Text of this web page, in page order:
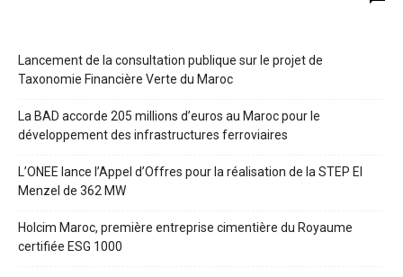
Lancement de la consultation publique sur le projet de
Taxonomie Financière Verte du Maroc
La BAD accorde 205 millions d’euros au Maroc pour le
développement des infrastructures ferroviaires
L’ONEE lance l’Appel d’Offres pour la réalisation de la STEP El
Menzel de 362 MW
Holcim Maroc, première entreprise cimentière du Royaume
certifiée ESG 1000